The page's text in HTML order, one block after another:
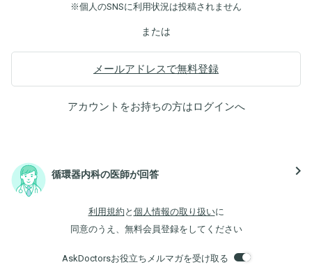
※個人のSNSに利用状況は投稿されません
または
メールアドレスで無料登録
アカウントをお持ちの方はログインへ
循環器内科の医師が回答 navigate_next
利用規約 と 個人情報の取り扱いに
同意のうえ、無料会員登録をしてください
AskDoctorsお役立ちメルマガを受け取る